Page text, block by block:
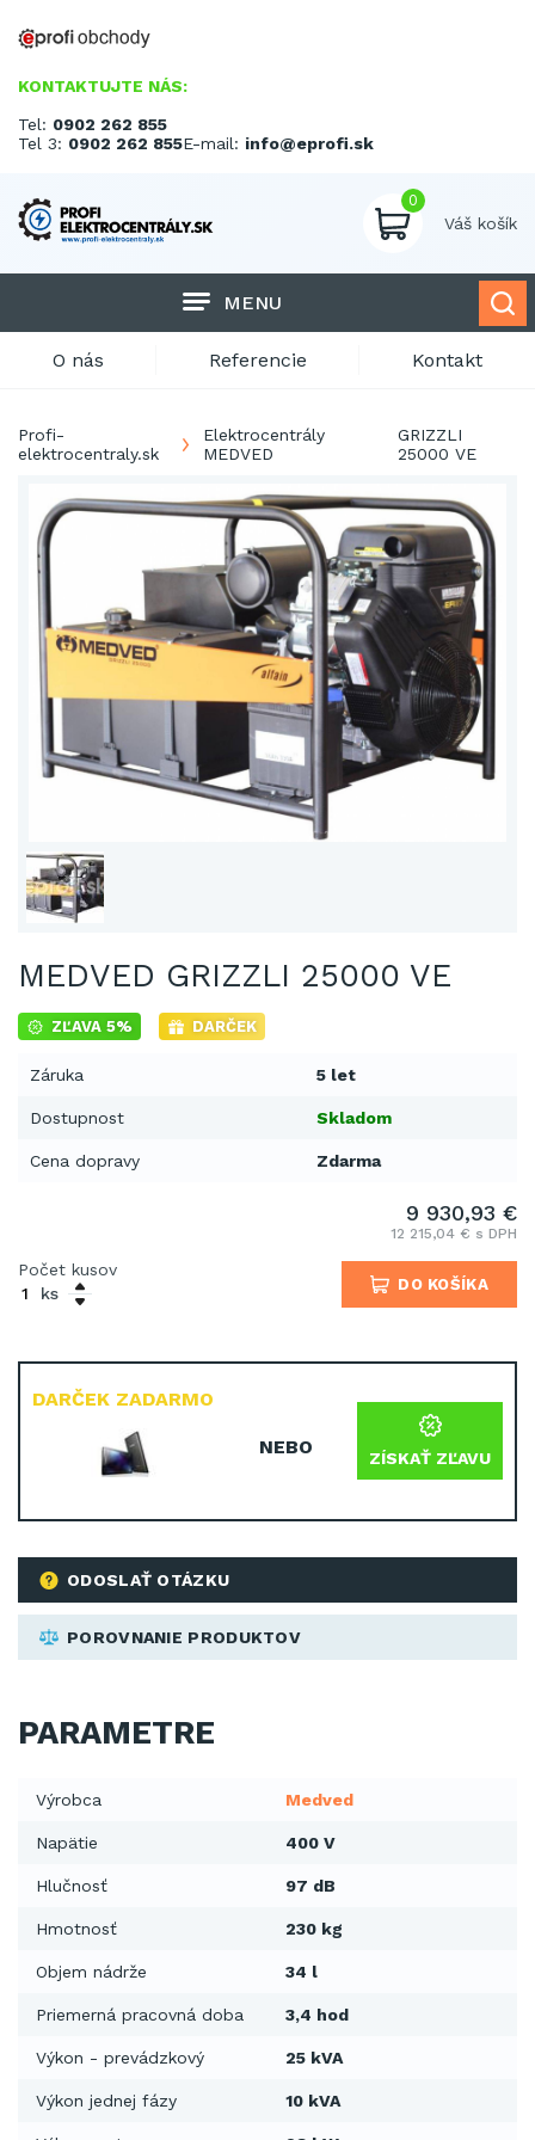
KONTAKTUJTE NÁS:
Tel: 0902 262 855
Tel 3: 0902 262 855E-mail: info@eprofi.sk
0
Váš košík
MENU
O nás Referencie Kontakt
Profi-
elektrocentraly.sk
Elektrocentrály
MEDVED
GRIZZLI
25000 VE
MEDVED GRIZZLI 25000 VE
ZĽAVA 5% DARČEK
Záruka 5 let
Dostupnost Skladom
Cena dopravy Zdarma
ODOSLAŤ OTÁZKU
POROVNANIE PRODUKTOV
DARČEK ZADARMO
NEBO ZÍSKAŤ ZĽAVU
9 930,93 €
12 215,04 € s DPH
Počet kusov
ks
DO KOŠÍKA
PARAMETRE
Výrobca Medved
Napätie 400 V
Hlučnosť 97 dB
Hmotnosť 230 kg
Objem nádrže 34 l
Priemerná pracovná doba 3,4 hod
Výkon - prevádzkový 25 kVA
Výkon jednej fázy 10 kVA